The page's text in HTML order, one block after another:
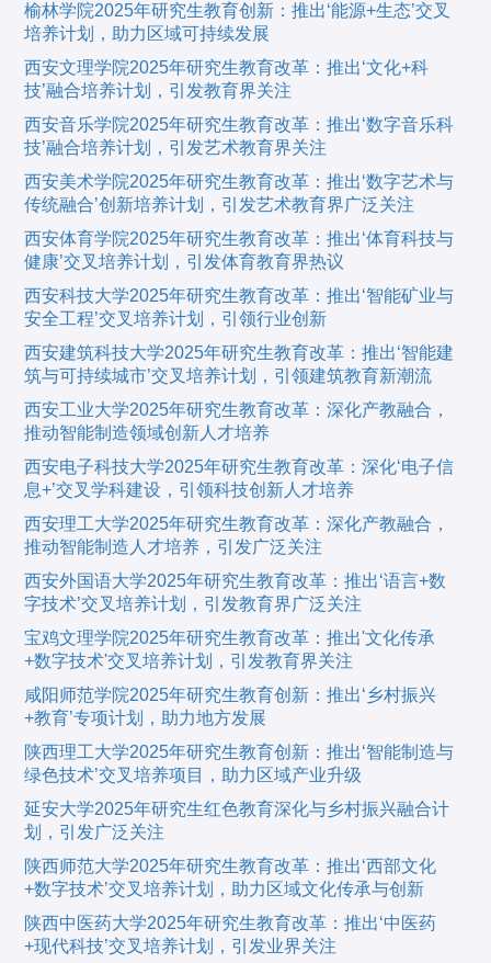
榆林学院2025年研究生教育创新：推出‘能源+生态’交叉
培养计划，助力区域可持续发展
西安文理学院2025年研究生教育改革：推出‘文化+科
技’融合培养计划，引发教育界关注
西安音乐学院2025年研究生教育改革：推出‘数字音乐科
技’融合培养计划，引发艺术教育界关注
西安美术学院2025年研究生教育改革：推出‘数字艺术与
传统融合’创新培养计划，引发艺术教育界广泛关注
西安体育学院2025年研究生教育改革：推出‘体育科技与
健康’交叉培养计划，引发体育教育界热议
西安科技大学2025年研究生教育改革：推出‘智能矿业与
安全工程’交叉培养计划，引领行业创新
西安建筑科技大学2025年研究生教育改革：推出‘智能建
筑与可持续城市’交叉培养计划，引领建筑教育新潮流
西安工业大学2025年研究生教育改革：深化产教融合，
推动智能制造领域创新人才培养
西安电子科技大学2025年研究生教育改革：深化‘电子信
息+’交叉学科建设，引领科技创新人才培养
西安理工大学2025年研究生教育改革：深化产教融合，
推动智能制造人才培养，引发广泛关注
西安外国语大学2025年研究生教育改革：推出‘语言+数
字技术’交叉培养计划，引发教育界广泛关注
宝鸡文理学院2025年研究生教育改革：推出'文化传承
+数字技术'交叉培养计划，引发教育界关注
咸阳师范学院2025年研究生教育创新：推出‘乡村振兴
+教育’专项计划，助力地方发展
陕西理工大学2025年研究生教育创新：推出‘智能制造与
绿色技术’交叉培养项目，助力区域产业升级
延安大学2025年研究生红色教育深化与乡村振兴融合计
划，引发广泛关注
陕西师范大学2025年研究生教育改革：推出‘西部文化
+数字技术’交叉培养计划，助力区域文化传承与创新
陕西中医药大学2025年研究生教育改革：推出‘中医药
+现代科技’交叉培养计划，引发业界关注